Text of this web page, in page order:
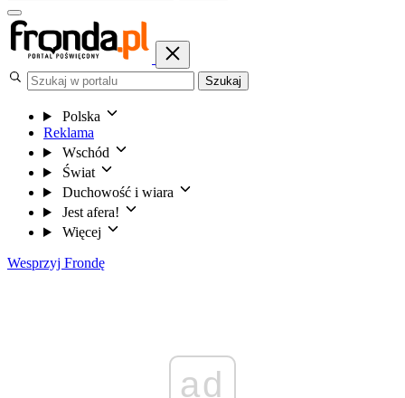
Szukaj
Polska
Reklama
Wschód
Świat
Duchowość i wiara
Jest afera!
Więcej
Wesprzyj Frondę
ad